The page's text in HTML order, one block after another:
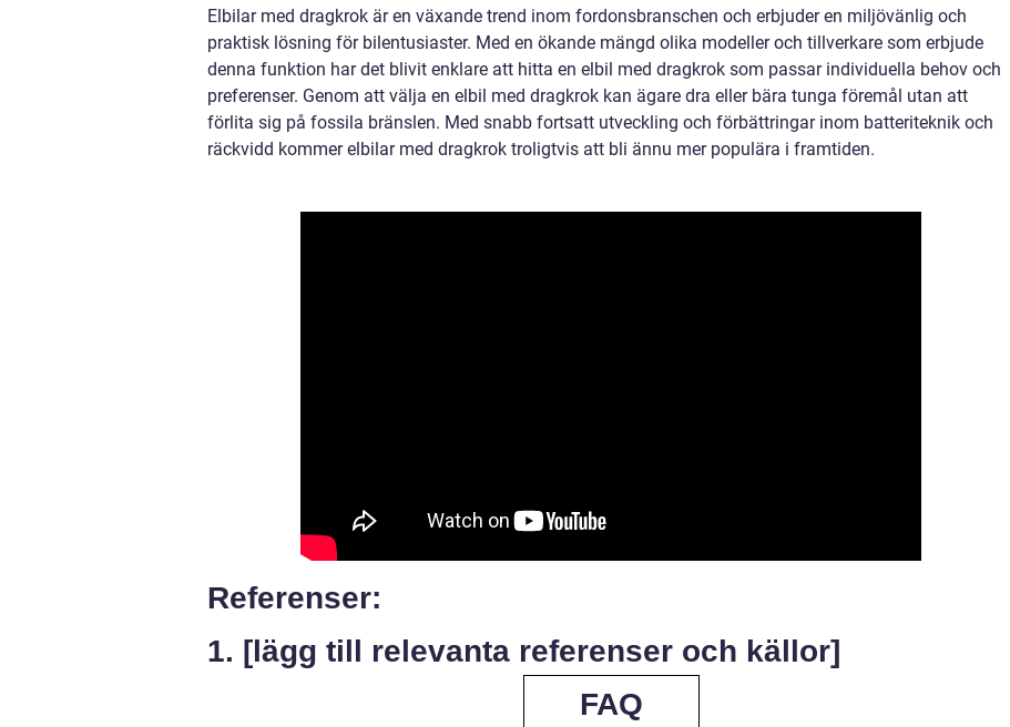
Elbilar med dragkrok är en växande trend inom fordonsbranschen och erbjuder en miljövänlig och
praktisk lösning för bilentusiaster. Med en ökande mängd olika modeller och tillverkare som erbjude
denna funktion har det blivit enklare att hitta en elbil med dragkrok som passar individuella behov och
preferenser. Genom att välja en elbil med dragkrok kan ägare dra eller bära tunga föremål utan att
förlita sig på fossila bränslen. Med snabb fortsatt utveckling och förbättringar inom batteriteknik och
räckvidd kommer elbilar med dragkrok troligtvis att bli ännu mer populära i framtiden.
Referenser:
1. [lägg till relevanta referenser och källor]
FAQ